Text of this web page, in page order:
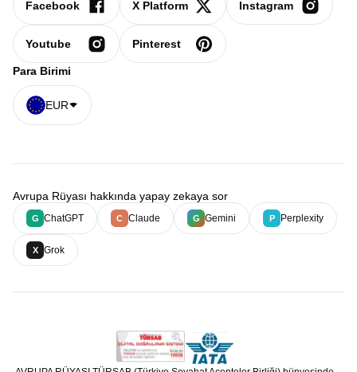
Facebook X Platform Instagram
Youtube Pinterest
Para Birimi
EUR
Avrupa Rüyası hakkında yapay zekaya sor
G ChatGPT C Claude G Gemini P Perplexity
X Grok